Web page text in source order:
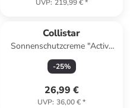
UVP: 219,99 €*
Collistar
Sonnenschutzcreme "Active
Protection Sun Cream Face-
Body" - LSF 50+, 100 ml
-25%
26,99 €
UVP: 36,00 €*